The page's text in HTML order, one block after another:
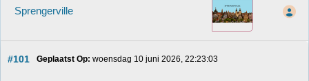
Sprengerville
#101 Geplaatst Op: woensdag 10 juni 2026, 22:23:03